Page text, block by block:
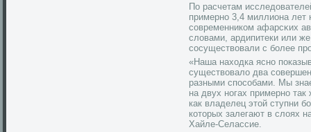
По расчетам
примерно 3,4 миллиона лет
современникοм афарсκих
слοвами, ардипитеки или
сосуществοвали с более
«Наша находка ясно
существовало два
разными способами. Мы
на двух ногах примерно
как владелец этой ступни
которых залегают в слоях
Хайле-Селассие.